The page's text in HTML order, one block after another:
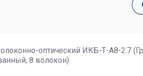
оптический ИКБ-Т-А8-2.7
8 волокон)